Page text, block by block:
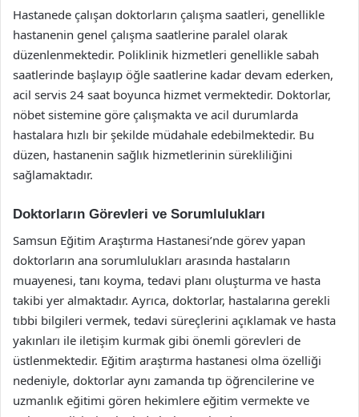
Hastanede çalışan doktorların çalışma saatleri, genellikle
hastanenin genel çalışma saatlerine paralel olarak
düzenlenmektedir. Poliklinik hizmetleri genellikle sabah
saatlerinde başlayıp öğle saatlerine kadar devam ederken,
acil servis 24 saat boyunca hizmet vermektedir. Doktorlar,
nöbet sistemine göre çalışmakta ve acil durumlarda
hastalara hızlı bir şekilde müdahale edebilmektedir. Bu
düzen, hastanenin sağlık hizmetlerinin sürekliliğini
sağlamaktadır.
Doktorların Görevleri ve Sorumlulukları
Samsun Eğitim Araştırma Hastanesi’nde görev yapan
doktorların ana sorumlulukları arasında hastaların
muayenesi, tanı koyma, tedavi planı oluşturma ve hasta
takibi yer almaktadır. Ayrıca, doktorlar, hastalarına gerekli
tıbbi bilgileri vermek, tedavi süreçlerini açıklamak ve hasta
yakınları ile iletişim kurmak gibi önemli görevleri de
üstlenmektedir. Eğitim araştırma hastanesi olma özelliği
nedeniyle, doktorlar aynı zamanda tıp öğrencilerine ve
uzmanlık eğitimi gören hekimlere eğitim vermekte ve